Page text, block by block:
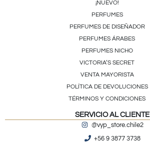
¡NUEVO!
PERFUMES
PERFUMES DE DISEÑADOR
PERFUMES ÁRABES
PERFUMES NICHO
VICTORIA’S SECRET
VENTA MAYORISTA
POLÍTICA DE DEVOLUCIONES
TÉRMINOS Y CONDICIONES
SERVICIO AL CLIENTE
@vyp_store.chile2
+56 9 3877 3738